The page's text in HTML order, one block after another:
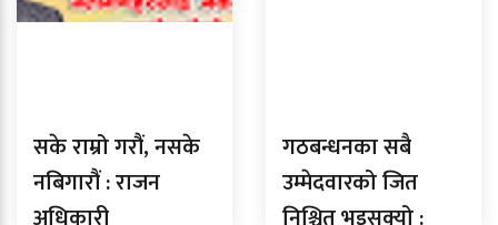
सके राम्रो गरौं, नसके
नबिगारौं : राजन
गठबन्धनका सबै
उम्मेदवारको जित